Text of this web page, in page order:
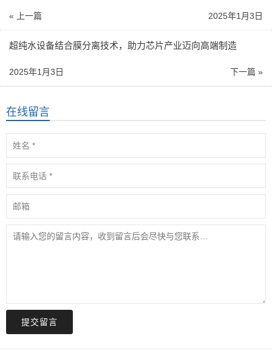
« 上一篇 2025年1月3日
超纯水设备结合膜分离技术，助力芯片产业迈向高端制造
下一篇 »
2025年1月3日
在线留言
提交留言